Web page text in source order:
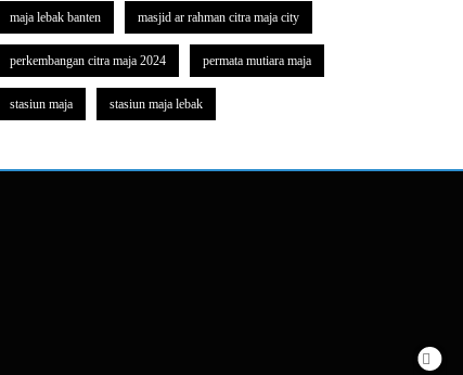
maja lebak banten masjid ar rahman citra maja city
perkembangan citra maja 2024 permata mutiara maja
stasiun maja stasiun maja lebak